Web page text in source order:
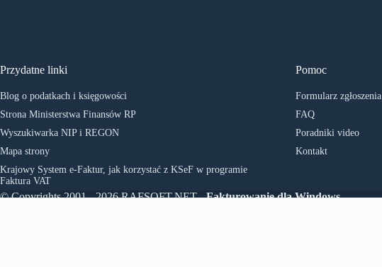
Przydatne linki
Blog o podatkach i księgowości
Strona Ministerstwa Finansów RP
Wyszukiwarka NIP i REGON
Mapa strony
Krajowy System e-Faktur, jak korzystać z KSeF w programie
Faktura VAT
Pomoc
Formularz zgłoszenia
FAQ
Poradniki video
Kontakt
© Copyrights 2001 - 2026 RAFSOFT.NET -Fakturowanie dla Windows